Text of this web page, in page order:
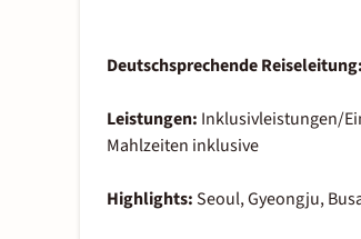
Deutschsprechende Reiseleitung:
Leistungen: Inklusivleistungen/
Mahlzeiten inklusive
Highlights:Seoul, Gyeongju,